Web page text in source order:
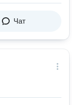
Чат